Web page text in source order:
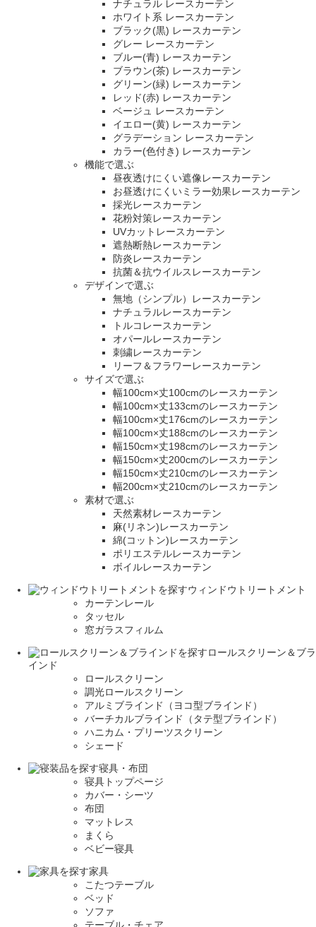
ナチュラル レースカーテン
ホワイト系 レースカーテン
ブラック(黒) レースカーテン
グレー レースカーテン
ブルー(青) レースカーテン
ブラウン(茶) レースカーテン
グリーン(緑) レースカーテン
レッド(赤) レースカーテン
ベージュ レースカーテン
イエロー(黄) レースカーテン
グラデーション レースカーテン
カラー(色付き) レースカーテン
機能で選ぶ
昼夜透けにくい遮像レースカーテン
お昼透けにくいミラー効果レースカーテン
採光レースカーテン
花粉対策レースカーテン
UVカットレースカーテン
遮熱断熱レースカーテン
防炎レースカーテン
抗菌＆抗ウイルスレースカーテン
デザインで選ぶ
無地（シンプル）レースカーテン
ナチュラルレースカーテン
トルコレースカーテン
オパールレースカーテン
刺繍レースカーテン
リーフ＆フラワーレースカーテン
サイズで選ぶ
幅100cm×丈100cmのレースカーテン
幅100cm×丈133cmのレースカーテン
幅100cm×丈176cmのレースカーテン
幅100cm×丈188cmのレースカーテン
幅150cm×丈198cmのレースカーテン
幅150cm×丈200cmのレースカーテン
幅150cm×丈210cmのレースカーテン
幅200cm×丈210cmのレースカーテン
素材で選ぶ
天然素材レースカーテン
麻(リネン)レースカーテン
綿(コットン)レースカーテン
ポリエステルレースカーテン
ボイルレースカーテン
ウィンドウトリートメント
カーテンレール
タッセル
窓ガラスフィルム
ロールスクリーン＆ブラ
インド
ロールスクリーン
調光ロールスクリーン
アルミブラインド（ヨコ型ブラインド）
バーチカルブラインド（タテ型ブラインド）
ハニカム・プリーツスクリーン
シェード
寝具・布団
寝具トップページ
カバー・シーツ
布団
マットレス
まくら
ベビー寝具
家具
こたつテーブル
ベッド
ソファ
テーブル・チェア